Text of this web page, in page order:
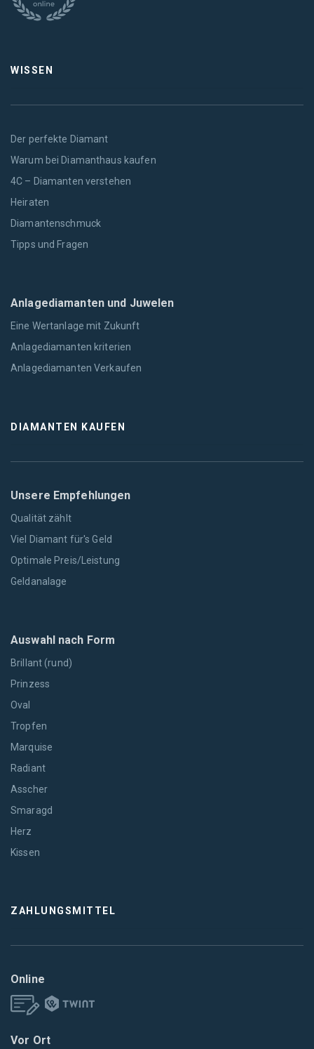
WISSEN
Der perfekte Diamant
Warum bei Diamanthaus kaufen
4C – Diamanten verstehen
Heiraten
Diamantenschmuck
Tipps und Fragen
Anlagediamanten und Juwelen
Eine Wertanlage mit Zukunft
Anlagediamanten kriterien
Anlagediamanten Verkaufen
DIAMANTEN KAUFEN
Unsere Empfehlungen
Qualität zählt
Viel Diamant für's Geld
Optimale Preis/Leistung
Geldanalage
Auswahl nach Form
Brillant (rund)
Prinzess
Oval
Tropfen
Marquise
Radiant
Asscher
Smaragd
Herz
Kissen
ZAHLUNGSMITTEL
Online
Vor Ort